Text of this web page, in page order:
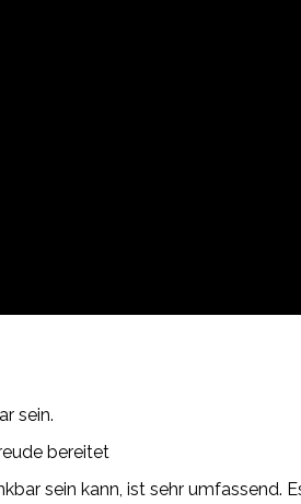
sein.
bereitet
sein kann, ist sehr umfassend.